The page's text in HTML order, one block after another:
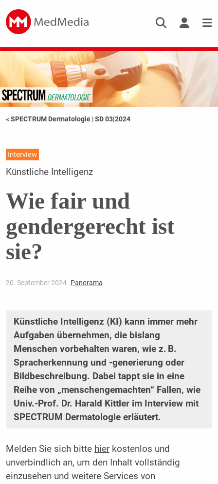
« SPECTRUM Dermatologie |SD 03|2024
Interview
Künstliche Intelligenz
Wie fair und
gendergerecht ist
sie?
20. September 2024 Panorama
Künstliche Intelligenz (KI) kann immer mehr
Aufgaben übernehmen, die bislang
Menschen vorbehalten waren, wie z. B.
Spracherkennung und -generierung oder
Bildbeschreibung. Dabei tappt sie in eine
Reihe von „menschengemachten“ Fallen, wie
Univ.-Prof. Dr. Harald Kittler im Interview mit
SPECTRUM Dermatologie erläutert.
Melden Sie sich bitte hierkostenlos und
unverbindlich an, um den Inhalt vollständig
einzusehen und weitere Services von